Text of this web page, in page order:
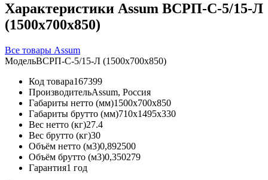
Характеристики Assum ВСРП-С-5/15-Л
(1500х700х850)
Все товары Assum
МодельВСРП-С-5/15-Л (1500х700х850)
Код товара167399
ПроизводительAssum, Россия
Габариты нетто (мм)1500x700x850
Габариты брутто (мм)710x1495x330
Вес нетто (кг)27.4
Вес брутто (кг)30
Объём нетто (м3)0,892500
Объём брутто (м3)0,350279
Гарантия1 год